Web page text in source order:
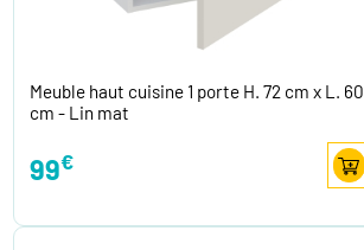
Meuble haut cuisine 1 porte H. 72 cm x L. 60
cm - Lin mat
99€